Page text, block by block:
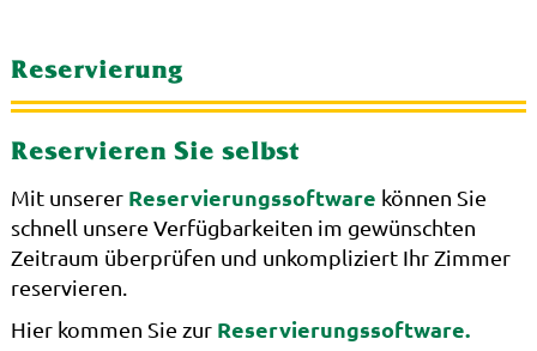
Reservierung
Reservieren Sie selbst
Mit unserer Reservierungssoftware können Sie
schnell unsere Verfügbarkeiten im gewünschten
Zeitraum überprüfen und unkompliziert Ihr Zimmer
reservieren.
Hier kommen Sie zur Reservierungssoftware.